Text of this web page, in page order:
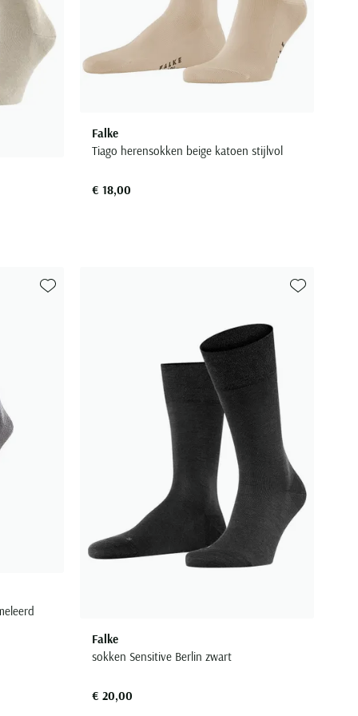
Falke
Tiago herensokken beige katoen stijlvol
€ 18,00
Falke
sokken Sensitive Berlin zwart
€ 20,00